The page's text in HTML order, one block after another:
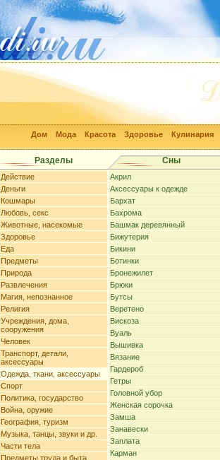
Дом Мода Красота Здоровье Кулинария
Разделы Сны
Действие
Деньги
Кошмары
Любовь, секс
Животные, насекомые
Здоровье
Еда
Предметы
Природа
Развлечения
Магия, непознанное
Религия
Учреждения, дома,
сооружения
Человек
Транспорт, детали,
аксессуары
Одежда, ткани, аксессуары
Спорт
Политика, государство
Война, оружие
География, туризм
Музыка, танцы, звуки и др.
Части тела
Предметы труда и быта
Акрил
Аксессуары к одежде
Бархат
Бахрома
Башмак деревянный
Бижутерия
Бикини
Ботинки
Бронежилет
Брюки
Бутсы
Веретено
Вискоза
Вуаль
Вышивка
Вязание
Гардероб
Гетры
Головной убор
Женская сорочка
Замша
Занавески
Заплата
Карман